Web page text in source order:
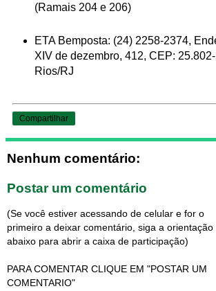
(Ramais 204 e 206)
ETA Bemposta: (24) 2258-2374,
XIV de dezembro, 412, CEP:
Rios/RJ
Compartilhar
Nenhum comentário:
Postar um comentário
(Se você estiver acessando de celular e for o
primeiro a deixar comentário, siga a orientação
abaixo para abrir a caixa de participação)
PARA COMENTAR CLIQUE EM "POSTAR UM
COMENTARIO"